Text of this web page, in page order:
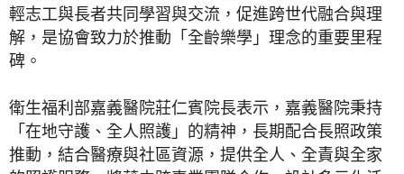
輕志工與長者共同學習與交流，促進跨世代融合與理
解，是協會致力於推動「全齡樂學」理念的重要里程
碑。
衛生福利部嘉義醫院莊仁賓院長表示，嘉義醫院秉持
「在地守護、全人照護」的精神，長期配合長照政策
推動，結合醫療與社區資源，提供全人、全責與全家